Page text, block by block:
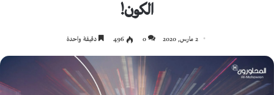
الكون!
2 مارس, 2020 0
496 دقيقة واحدة